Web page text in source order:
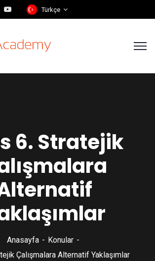
Türkçe
6. Stratejik
Anasayfa
Konular
Çalışmalara Alternatif Yaklaşımlar